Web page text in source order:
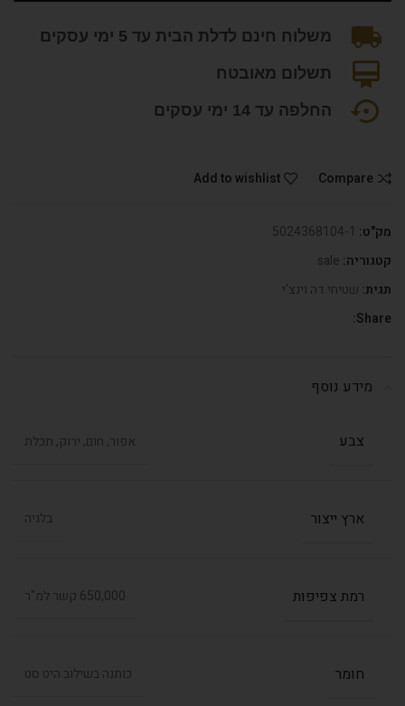
משלוח חינם לדלת הבית עד 5 ימי עסקים
תשלום מאובטח
החלפה עד 14 ימי עסקים
Compare
Add to wishlist
מק"ט: 5024368104-1
קטגוריה: sale
תגית: שטיחי דה וינצ'י
Share:
מידע נוסף
צבע אפור, חום, ירוק, תכלת
ארץ ייצור בלגיה
רמת צפיפות 650,000 קשר למ"ר
חומר כותנה בשילוב היט סט